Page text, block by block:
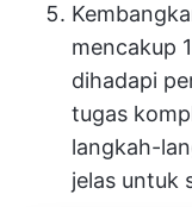
mencakup
dihadapi
tugas
langkah-
jelas untuk